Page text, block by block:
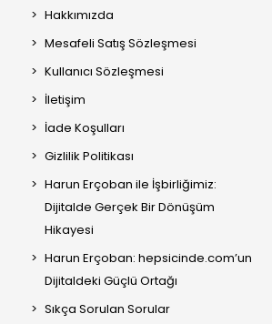
Hakkımızda
Mesafeli Satış Sözleşmesi
Kullanıcı Sözleşmesi
İletişim
İade Koşulları
Gizlilik Politikası
Harun Erçoban ile İşbirliğimiz:
Dijitalde Gerçek Bir Dönüşüm
Hikayesi
Harun Erçoban: hepsicinde.com’un
Dijitaldeki Güçlü Ortağı
Sıkça Sorulan Sorular